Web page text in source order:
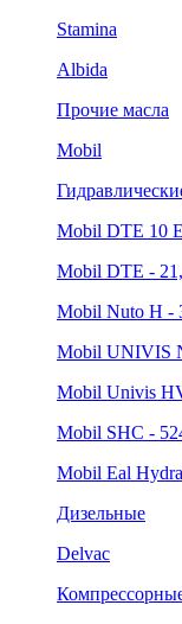
Stamina
Albida
Прочие масла
Mobil
Mobil DTE 10
Mobil DTE -
Mobil Nuto H -
Mobil UNIVIS
Mobil Univis
Mobil SHC -
Mobil Eal
Дизельные
Delvac